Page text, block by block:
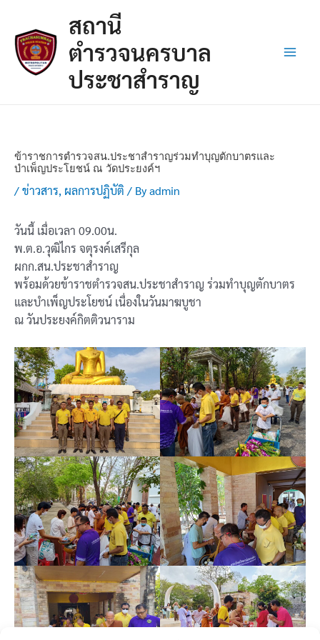
content
สถานี
ตำรวจนครบาล
ประชาสำราญ
ข้าราชการตำรวจสน.ประชาสำราญร่วมทำบุญตักบาตรและ
บำเพ็ญประโยชน์ ณ วัดประยงค์ฯ
/ข่าวสาร, ผลการปฏิบัติ / Byadmin
วันนี้ เมื่อเวลา 09.00น.
พ.ต.อ.วุฒิไกร จตุรงค์เสรีกุล
ผกก.สน.ประชาสำราญ
พร้อมด้วยข้าราชตำรวจสน.ประชาสำราญ ร่วมทำบุญตักบาตร
และบำเพ็ญประโยชน์ เนื่องในวันมาฆบูชา
ณ วันประยงค์กิตติวนาราม
navigation